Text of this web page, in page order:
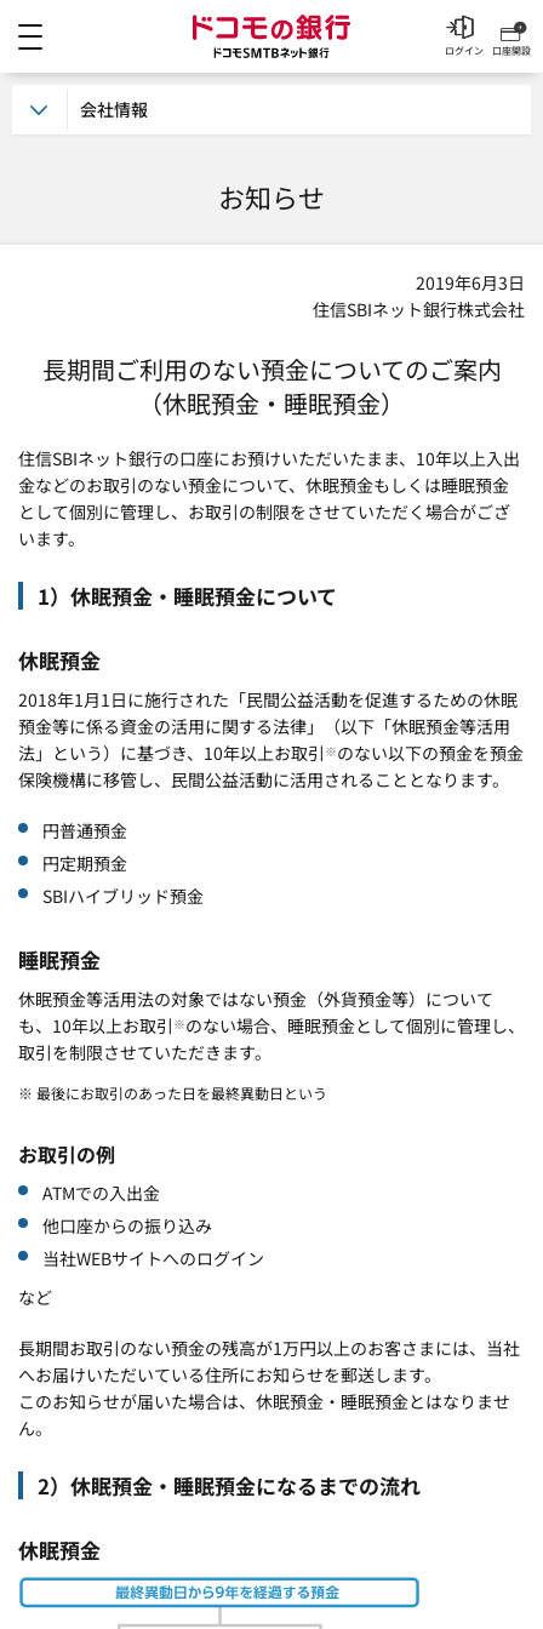
ドコモの銀行 ドコモ
口座開設
ログイン
お知らせ
2019年6月3日
住信SBIネット銀行株式会社
長期間ご利用のない預金についてのご案内
（休眠預金・睡眠預金）
住信SBIネット銀行の口座にお預けいただいたまま、10年以上入出
金などのお取引のない預金について、休眠預金もしくは睡眠預金
として個別に管理し、お取引の制限をさせていただく場合がござ
います。
1）休眠預金・睡眠預金について
休眠預金
2018年1月1日に施行された「民間公益活動を促進するための休眠
預金等に係る資金の活用に関する法律」（以下「休眠預金等活用
法」という）に基づき、10年以上お取引 ※のない以下の預金を預金
保険機構に移管し、民間公益活動に活用されることとなります。
円普通預金
円定期預金
SBIハイブリッド預金
睡眠預金
休眠預金等活用法の対象ではない預金（外貨預金等）について
も、10年以上お取引 ※のない場合、睡眠預金として個別に管理し、
取引を制限させていただきます。
※ 最後にお取引のあった日を最終異動日という
お取引の例
ATMでの入出金
他口座からの振り込み
当社WEBサイトへのログイン
など
長期間お取引のない預金の残高が1万円以上のお客さまには、当社
へお届けいただいている住所にお知らせを郵送します。
このお知らせが届いた場合は、休眠預金・睡眠預金とはなりませ
ん。
2）休眠預金・睡眠預金になるまでの流れ
休眠預金
会社情報